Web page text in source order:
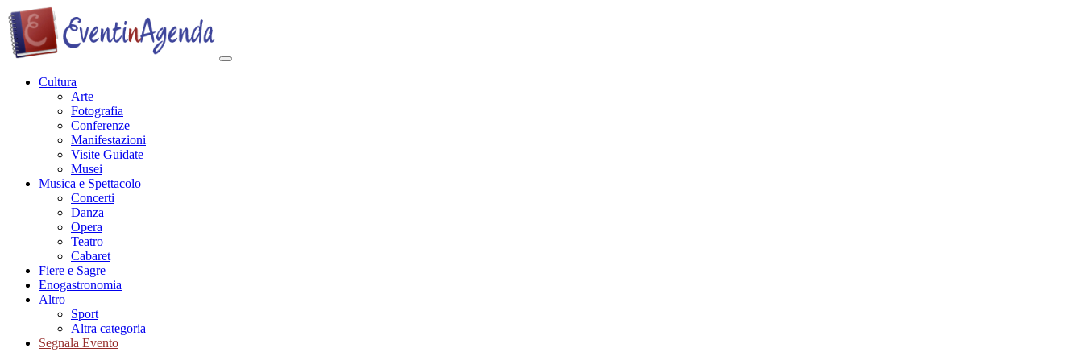
Cultura
Arte
Fotografia
Conferenze
Manifestazioni
Visite Guidate
Musei
Musica e Spettacolo
Concerti
Danza
Opera
Teatro
Cabaret
Fiere e Sagre
Enogastronomia
Altro
Sport
Altra categoria
Segnala Evento